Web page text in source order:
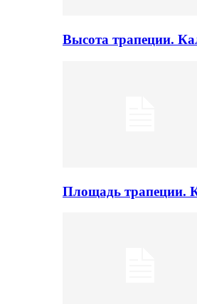
Высота трапеции.
Площадь трапеции.